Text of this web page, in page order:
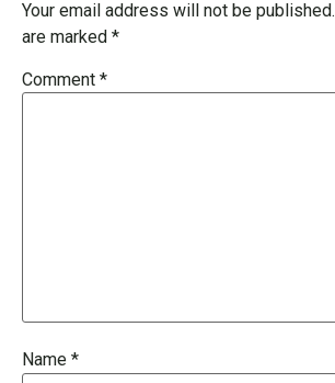
Your email address will not be published.
are marked *
Comment *
Name *